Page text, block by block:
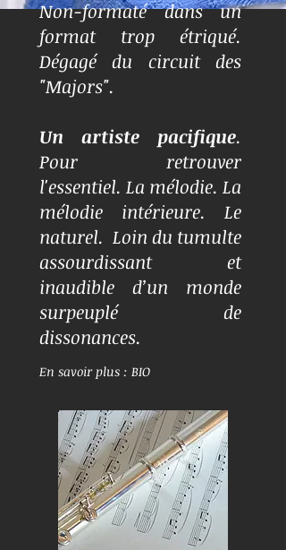
Non-formaté dans un
format trop étriqué.
Dégagé du circuit des
"Majors".
Un artiste pacifique.
Pour retrouver
l'essentiel. La mélodie. La
mélodie intérieure. Le
naturel. Loin du tumulte
assourdissant et
inaudible d’un monde
surpeuplé de
dissonances.
En savoir plus : BIO